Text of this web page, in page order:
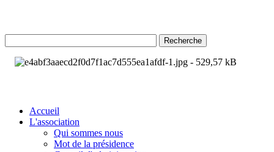
Recherche
Accueil
L'association
Qui sommes nous
Mot de la présidence